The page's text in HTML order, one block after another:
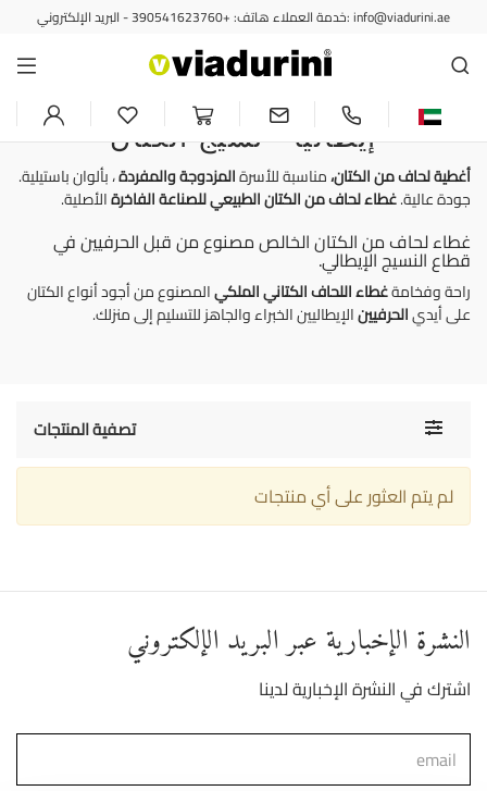
خدمة العملاء هاتف: +390541623760 - البريد الإلكتروني: info@viadurini.ae
أغطية اللحاف
أغطية لحاف من الكتان تتميز
بالأناقة والجودة، مصنوعة في
إيطاليا - نسيج الكتان
أغطية لحاف من الكتان،مناسبة للأسرةالمزدوجة والمفردة، بألوان باستيلية.
جودة عالية.غطاء لحاف من الكتان الطبيعيللصناعة الفاخرةالأصلية.
غطاء لحاف من الكتان الخالص مصنوع من قبل الحرفيين في
قطاع النسيج الإيطالي.
راحة وفخامةغطاء اللحاف الكتاني الملكيالمصنوع من أجود أنواع الكتان
على أيديالحرفيينالإيطاليين الخبراء والجاهز للتسليم إلى منزلك.
Toggle تصفية المنتجات
لم يتم العثور على أي منتجات
النشرة الإخبارية عبر البريد الإلكتروني
اشترك في النشرة الإخبارية لدينا